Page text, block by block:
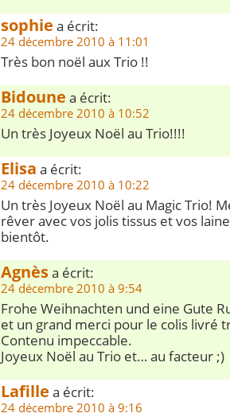
sophie a écrit:
24 décembre 2010 à 11:01
Très bon noël aux Trio !!
Bidoune a écrit:
24 décembre 2010 à 10:52
Un très Joyeux Noël au Trio!!!!
Elisa a écrit:
24 décembre 2010 à 10:22
Un très Joyeux Noël au Magic Trio!
rêver avec vos jolis tissus et vos
bientôt.
Agnèsa écrit:
24 décembre 2010 à 9:54
Frohe Weihnachten und eine Gute
et un grand merci pour le colis livré
Contenu impeccable.
Joyeux Noël au Trio et… au facteur ;)
Lafille a écrit:
24 décembre 2010 à 9:16